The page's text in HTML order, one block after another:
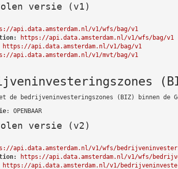
versie (v1)
api.data.amsterdam.nl/v1/wfs/bag/v1
https://api.data.amsterdam.nl/v1/wfs/bag/v1
https://api.data.amsterdam.nl/v1/bag/v1
api.data.amsterdam.nl/v1/mvt/bag/v1
de bedrijveninvesteringszones (BIZ) binnen de
: OPENBAAR
versie (v2)
api.data.amsterdam.nl/v1/wfs/
https://api.data.amsterdam.nl/v1/wfs/
https://api.data.amsterdam.nl/v1/